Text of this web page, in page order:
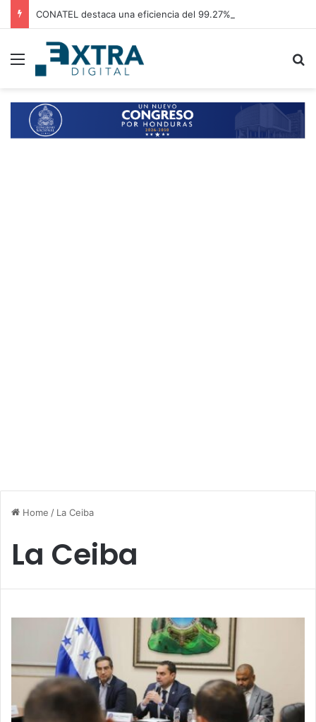
Menu
Home / La Ceiba
La Ceiba